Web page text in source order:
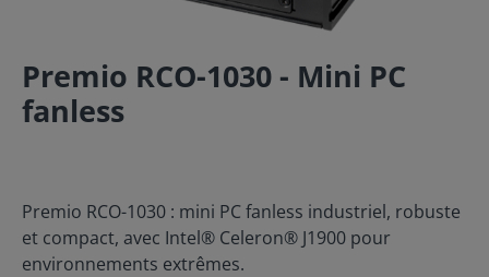
Premio RCO-1030 - Mini PC
fanless
Premio RCO-1030 : mini PC fanless industriel, robuste
et compact, avec Intel® Celeron® J1900 pour
environnements extrêmes.